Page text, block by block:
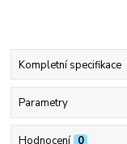
Kompletní specifikace
Parametry
Hodnocení 0